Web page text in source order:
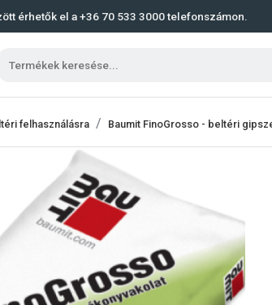
érhetők el a+36 70 533 3000telefonszámon.
felhasználásra Baumit FinoGrosso - beltéri